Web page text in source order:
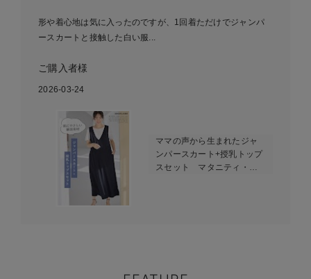
形や着心地は気に入ったのですが、1回着ただけでジャンパ
ースカートと接触した白い服...
ご購入者様
2026-03-24
ママの声から生まれたジャ
ンパースカート+授乳トップ
スセット マタニティ・授